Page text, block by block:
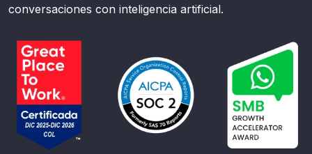
conversaciones con inteligencia artificial.